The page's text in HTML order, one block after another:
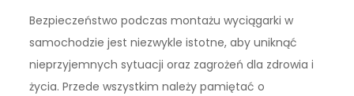
Bezpieczeństwo podczas montażu wyciągarki w
samochodzie jest niezwykle istotne, aby uniknąć
nieprzyjemnych sytuacji oraz zagrożeń dla zdrowia i
życia. Przede wszystkim należy pamiętać o